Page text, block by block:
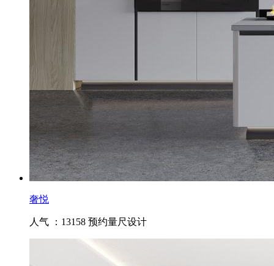
奢悦
人气 ：13158 预约量尺设计